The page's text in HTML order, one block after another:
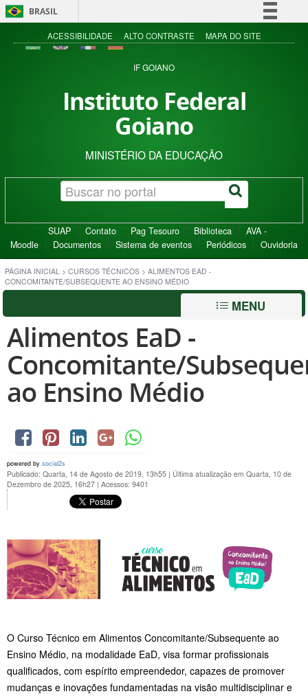
BRASIL
Simplifique!
Acesso à informação
ACESSIBILIDADE ALTO CONTRASTE MAPA DO SITE
IF GOIANO
Instituto Federal
Goiano
MINISTÉRIO DA EDUCAÇÃO
SUAP Contato Pag Tesouro Biblioteca
AVA -
Moodle
Documentos Sistema de eventos Periódicos Ouvidoria
PÁGINA INICIAL > CURSOS TÉCNICOS > ALIMENTOS EAD -
CONCOMITANTE/SUBSEQUENTE AO ENSINO MÉDIO
MENU
Alimentos EaD -
Concomitante/
ao Ensino Médio
powered by social2s
Publicado: Quarta, 14 de Agosto de 2019, 13h55 | Última atualização em Quarta, 10 de
Dezembro de 2025, 16h27 | Acessos: 9401
O Curso Técnico em Alimentos Concomitante/Subsequente ao
Ensino Médio, na modalidade EaD, visa formar profissionais
qualificados, com espírito empreendedor, capazes de promover
mudanças e inovações fundamentadas na visão multidisciplinar e